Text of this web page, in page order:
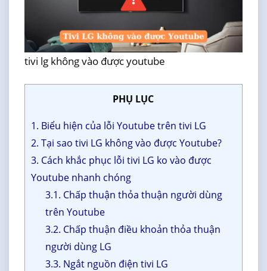
tivi lg không vào được youtube
PHỤ LỤC
1. Biểu hiện của lỗi Youtube trên tivi LG
2. Tại sao tivi LG không vào được Youtube?
3. Cách khắc phục lỗi tivi LG ko vào được
Youtube nhanh chóng
3.1. Chấp thuận thỏa thuận người dùng
trên Youtube
3.2. Chấp thuận điều khoản thỏa thuận
người dùng LG
3.3. Ngắt nguồn điện tivi LG